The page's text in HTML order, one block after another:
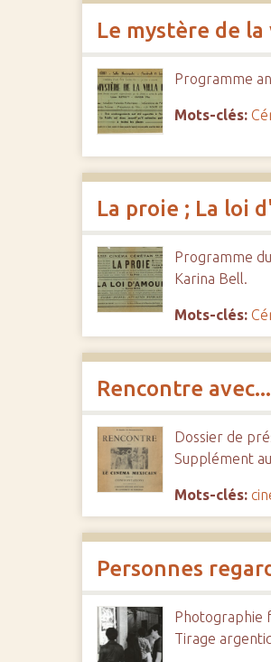
Le mystère de
Programme
Mots-clés:
La proie ; La loi
Programme
Karina Bell.
Mots-clés:
Rencontre
Dossier de
Supplément
Mots-clés:
Personnes
Photographie
Tirage